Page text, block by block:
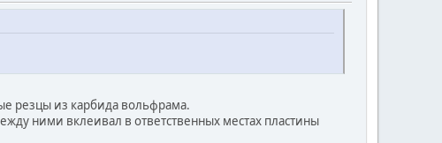
резцы из карбида вольфрама.
ними вклеивал в ответственных местах пластины